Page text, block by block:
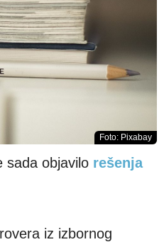
Foto: Pixabay
sada objavilo rešenja
iz izbornog